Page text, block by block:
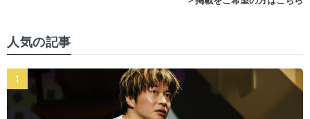
人気の記事